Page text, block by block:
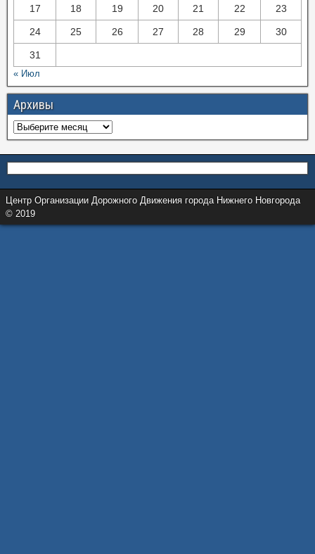
17 18 19 20 21 22 23
24 25 26 27 28 29 30
31
« Июл
Архивы
Центр Организации Дорожного Движения города Нижнего Новгорода
© 2019